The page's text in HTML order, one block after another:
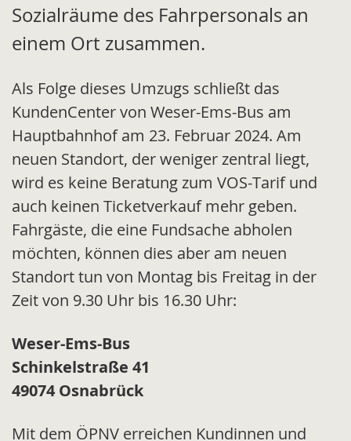
Sozialräume des Fahrpersonals an
einem Ort zusammen.
Als Folge dieses Umzugs schließt das
KundenCenter von Weser-Ems-Bus am
Hauptbahnhof am 23. Februar 2024. Am
neuen Standort, der weniger zentral liegt,
wird es keine Beratung zum VOS-Tarif und
auch keinen Ticketverkauf mehr geben.
Fahrgäste, die eine Fundsache abholen
möchten, können dies aber am neuen
Standort tun von Montag bis Freitag in der
Zeit von 9.30 Uhr bis 16.30 Uhr:
Weser-Ems-Bus
Schinkelstraße 41
49074 Osnabrück
Mit dem ÖPNV erreichen Kundinnen und